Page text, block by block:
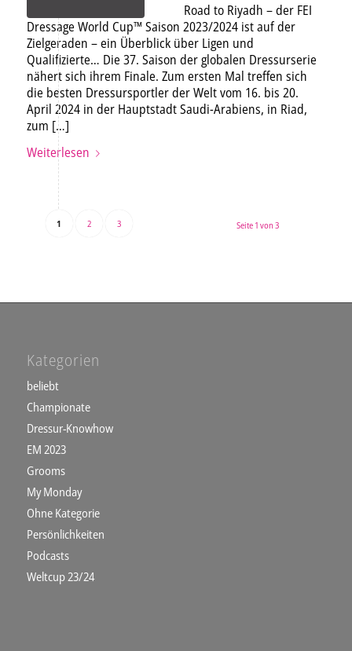
Road to Riyadh – der FEI
Dressage World Cup™ Saison 2023/2024 ist auf der
Zielgeraden – ein Überblick über Ligen und
Qualifizierte… Die 37. Saison der globalen Dressurserie
nähert sich ihrem Finale. Zum ersten Mal treffen sich
die besten Dressursportler der Welt vom 16. bis 20.
April 2024 in der Hauptstadt Saudi-Arabiens, in Riad,
zum […]
Weiterlesen
Seite 1 von 3
1 2 3
Kategorien
beliebt
Championate
Dressur-Knowhow
EM 2023
Grooms
My Monday
Ohne Kategorie
Persönlichkeiten
Podcasts
Weltcup 23/24